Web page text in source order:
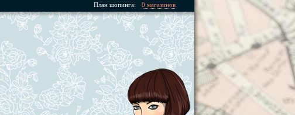
План шопинга: 0 магазинов